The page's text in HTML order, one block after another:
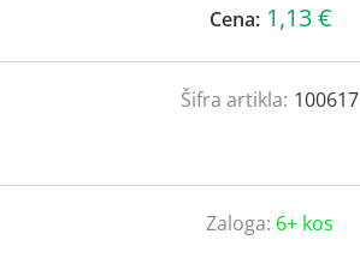
Cena: 1,13 €
Šifra artikla: 100617
Zaloga: 6+ kos